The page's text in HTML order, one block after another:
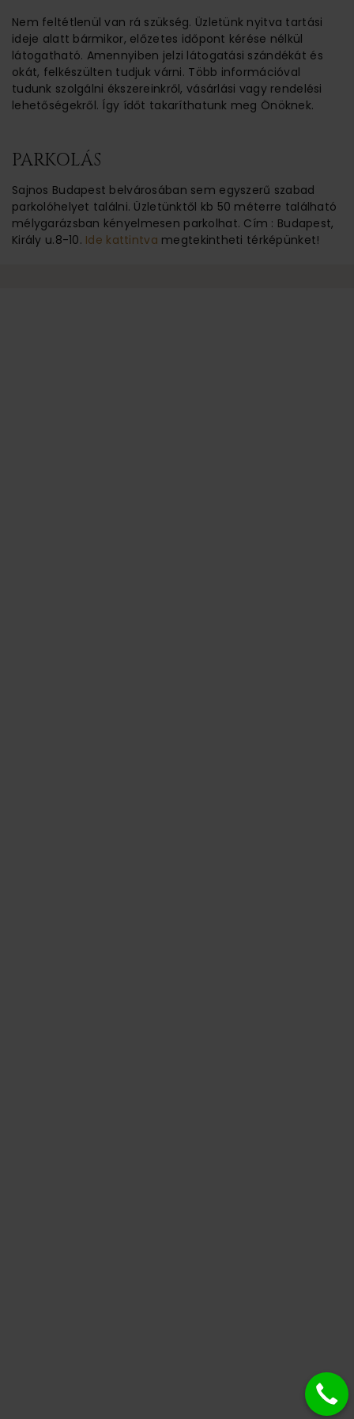
Nem feltétlenül van rá szükség. Üzletünk nyitva tartási
ideje alatt bármikor, előzetes időpont kérése nélkül
látogatható. Amennyiben jelzi látogatási szándékát és
okát, felkészülten tudjuk várni. Több információval
tudunk szolgálni ékszereinkről, vásárlási vagy rendelési
lehetőségekről. Így ídőt takaríthatunk meg Önöknek.
PARKOLÁS
Sajnos Budapest belvárosában sem egyszerű szabad
parkolóhelyet találni. Üzletünktől kb 50 méterre található
mélygarázsban kényelmesen parkolhat. Cím : Budapest,
Király u.8-10. Ide kattintva megtekintheti térképünket!